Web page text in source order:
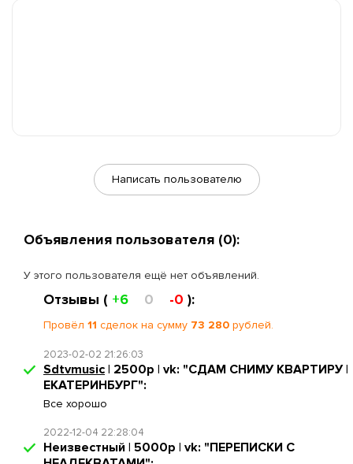
Написать пользователю
Объявления пользователя (0):
У этого пользователя ещё нет объявлений.
Отзывы ( +6 0 -0 ):
Провёл 11 сделок на сумму 73 280 рублей.
2023-02-02 21:26:03
Sdtvmusic | 2500р | vk: "СДАМ СНИМУ КВАРТИРУ |
ЕКАТЕРИНБУРГ":
Все хорошо
2022-12-04 22:28:04
Неизвестный | 5000р | vk: "ПЕРЕПИСКИ С